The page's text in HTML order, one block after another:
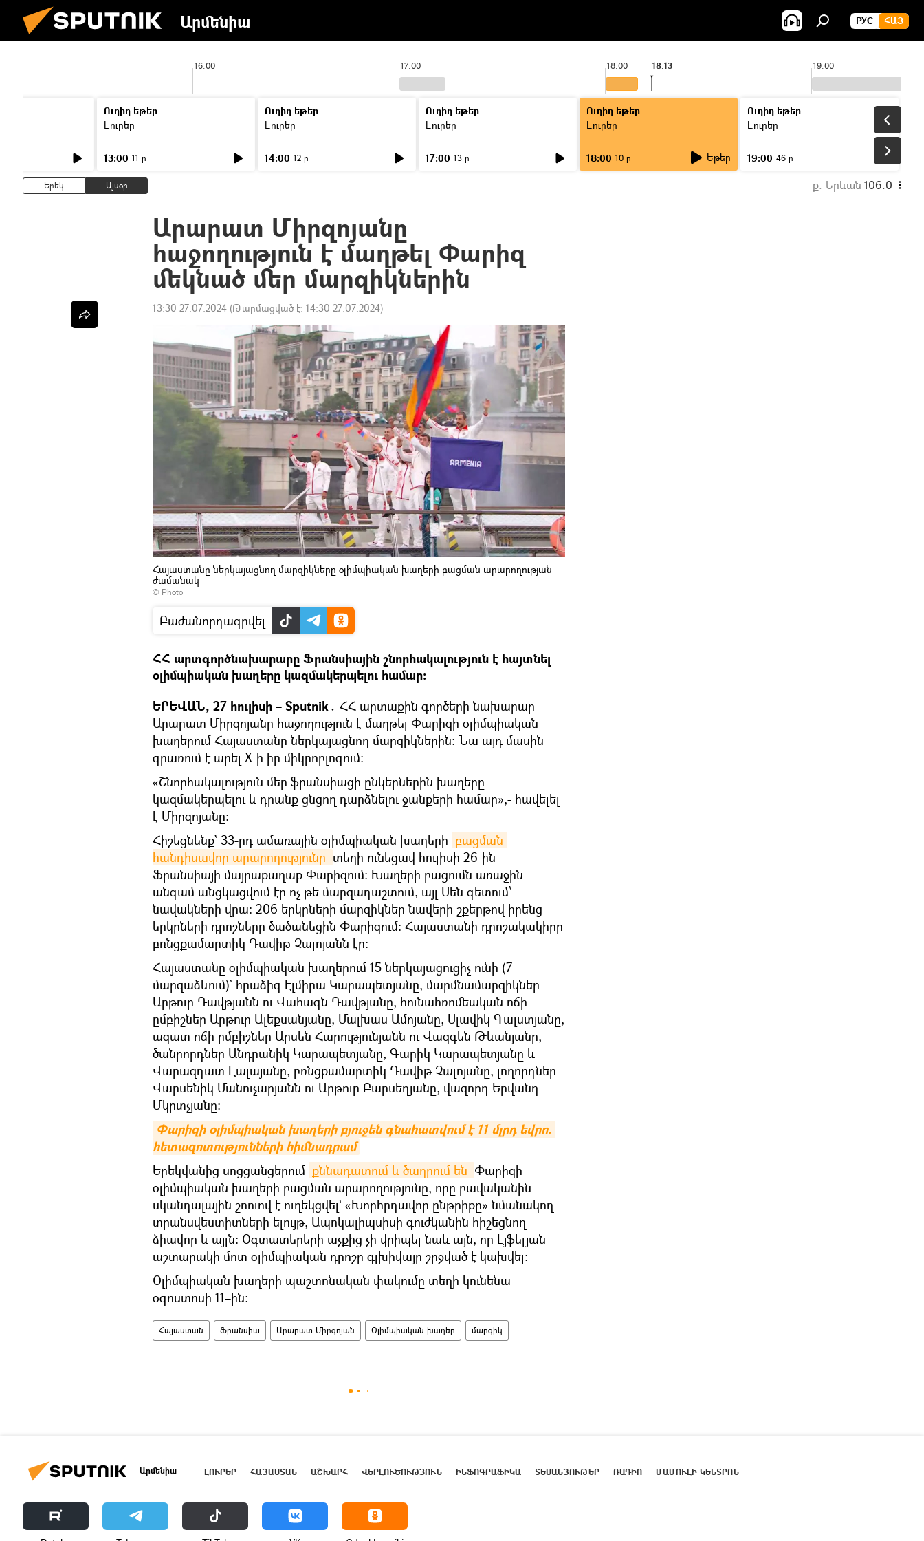
Արմենիա РУС ՀԱՅ
16:00 17:00 18:00 19:00
18:13
Ուղիղ եթեր
Լուրեր
13:00 11 ր
Ուղիղ եթեր
Լուրեր
14:00 12 ր
Ուղիղ եթեր
Լուրեր
17:00 13 ր
Ուղիղ եթեր
Լուրեր
18:00 10 ր Եթեր
Ուղիղ եթեր
Լուրեր
19:00 46 ր
Երեկ Այսօր ք. Երևան 106.0
Արարատ Միրզոյանը
հաջողություն է մաղթել Փարիզ
մեկնած մեր մարզիկներին
13:30 27.07.2024 (Թարմացված է: 14:30 27.07.2024)
Հայաստանը ներկայացնող մարզիկները օլիմպիական խաղերի բացման արարողության
ժամանակ
© Photo
Բաժանորդագրվել
ՀՀ արտգործնախարարը Ֆրանսիային շնորհակալություն է հայտնել
օլիմպիական խաղերը կազմակերպելու համար։
ԵՐԵՎԱՆ, 27 հուլիսի – Sputnik․ ՀՀ արտաքին գործերի նախարար
Արարատ Միրզոյանը հաջողություն է մաղթել Փարիզի օլիմպիական
խաղերում Հայաստանը ներկայացնող մարզիկներին։ Նա այդ մասին
գրառում է արել X-ի իր միկրոբլոգում։
«Շնորհակալություն մեր ֆրանսիացի ընկերներին խաղերը
կազմակերպելու և դրանք ցնցող դարձնելու ջանքերի համար»,- հավելել
է Միրզոյանը:
Հիշեցնենք` 33-րդ ամառային օլիմպիական խաղերի բացման
հանդիսավոր արարողությունը տեղի ունեցավ հուլիսի 26-ին
Ֆրանսիայի մայրաքաղաք Փարիզում։ Խաղերի բացումն առաջին
անգամ անցկացվում էր ոչ թե մարզադաշտում, այլ Սեն գետում՝
նավակների վրա։ 206 երկրների մարզիկներ նավերի շքերթով իրենց
երկրների դրոշները ծածանեցին Փարիզում։ Հայաստանի դրոշակակիրը
բռնցքամարտիկ Դավիթ Չալոյանն էր։
Հայաստանը օլիմպիական խաղերում 15 ներկայացուցիչ ունի (7
մարզաձևում)` հրաձիգ Էլմիրա Կարապետյանը, մարմնամարզիկներ
Արթուր Դավթյանն ու Վահագն Դավթյանը, հունահռոմեական ոճի
ըմբիշներ Արթուր Ալեքսանյանը, Մալխաս Ամոյանը, Սլավիկ Գալստյանը,
ազատ ոճի ըմբիշներ Արսեն Հարությունյանն ու Վազգեն Թևանյանը,
ծանրորդներ Անդրանիկ Կարապետյանը, Գարիկ Կարապետյանը և
Վարազդատ Լալայանը, բռնցքամարտիկ Դավիթ Չալոյանը, լողորդներ
Վարսենիկ Մանուչարյանն ու Արթուր Բարսեղյանը, վազորդ Երվանդ
Մկրտչյանը:
Փարիզի օլիմպիական խաղերի բյուջեն գնահատվում է 11 մլրդ եվրո.
հետազոտությունների հիմնադրամ
Երեկվանից սոցցանցերում քննադատում և ծաղրում են Փարիզի
օլիմպիական խաղերի բացման արարողությունը, որը բավականին
սկանդալային շոուով է ուղեկցվել` «Խորհրդավոր ընթրիքը» նմանակող
տրանսվեստիտների ելույթ, Ապոկալիպսիսի գուժկանին հիշեցնող
ձիավոր և այլն։ Օգտատերերի աչքից չի վրիպել նաև այն, որ Էյֆելյան
աշտարակի մոտ օլիմպիական դրոշը գլխիվայր շրջված է կախվել։
Օլիմպիական խաղերի պաշտոնական փակումը տեղի կունենա
օգոստոսի 11–ին։
Հայաստան Ֆրանսիա Արարատ Միրզոյան Օլիմպիական խաղեր մարզիկ
Արմենիա ԼՈՒՐԵՐ ՀԱՅԱՍՏԱՆ ԱՇԽԱՐՀ ՎԵՐԼՈՒԾՈՒԹՅՈՒՆ ԻՆՖՈԳՐԱՖԻԿԱ ՏԵՍԱՆՅՈՒԹԵՐ ՌԱԴԻՈ ՄԱՄՈՒԼԻ ԿԵՆՏՐՈՆ